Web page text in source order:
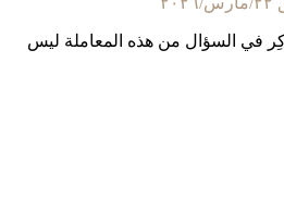
في السؤال من هذه المعاملة ليس